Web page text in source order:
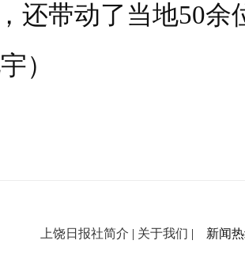
还带动了当地50余
）
上饶日报社简介 | 关于我们 | 新闻热